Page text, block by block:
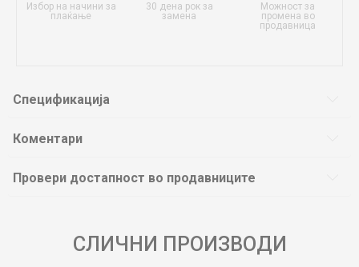
Избор на начини за
плаќање
30 дена рок за
замена
Можност за
промена во
продавница
Спецификација
Коментари
Провери достапност во продавниците
СЛИЧНИ ПРОИЗВОДИ